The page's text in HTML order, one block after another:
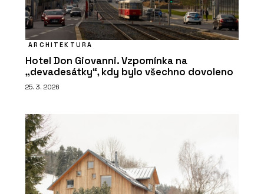
ARCHITEKTURA
Hotel Don Giovanni. Vzpomínka na
„devadesátky“, kdy bylo všechno dovoleno
25. 3. 2026